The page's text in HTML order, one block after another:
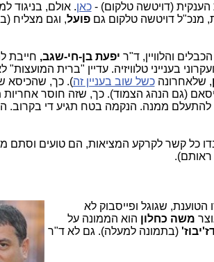
(דויטשה טלקום) -כאן. אולם, בניגוד
מנכ"ל דויטשה טלקום גםפועל, וגם מצליח
והלוויין, ד"ר יפעת בן-חי-שגב, חייבת
בענייני טלוויזיה. עדיין "ברית המועצות"
, שלאחרונהכשל שוב בעניין זה). כך, שהכיסא
(גם הנהג הצמוד). כך, שזה חוסר
להתעלם ממנה. הנקמה בטח תגיע די בקרוב.
כל קשר לקרקע המציאות, הם טועים וסתם
הטוענת, שגוגל ופייסבוק לא
משה כחלון הוא הממונה על
(בתמונה למעלה). גם לא ד"ר